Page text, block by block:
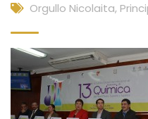
Orgullo Nicolaita,